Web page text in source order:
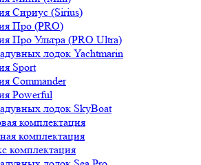
Сириус (Sirius)
Про (PRO)
Про Ультра (PRO Ultra)
лодок Yachtmarin
Sport
Commander
Powerful
лодок SkyBoat
комплектация
комплектация
комплектация